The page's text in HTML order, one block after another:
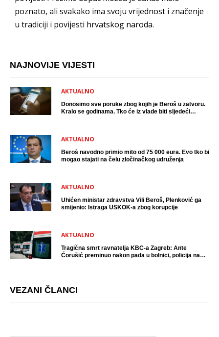
poznato, ali svakako ima svoju vrijednost i značenje
u tradiciji i povijesti hrvatskog naroda.
NAJNOVIJE VIJESTI
AKTUALNO
Donosimo sve poruke zbog kojih je Beroš u zatvoru.
Kralo se godinama. Tko će iz vlade biti sljedeći
AKTUALNO
Beroš navodno primio mito od 75 000 eura. Evo tko bi
mogao stajati na čelu zločinačkog udruženja
AKTUALNO
Uhićen ministar zdravstva Vili Beroš, Plenković ga
smijenio: Istraga USKOK-a zbog korupcije
AKTUALNO
Tragična smrt ravnatelja KBC-a Zagreb: Ante
Ćorušić preminuo nakon pada u bolnici, policija na
VEZANI ČLANCI